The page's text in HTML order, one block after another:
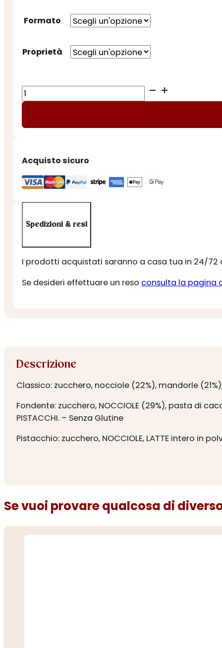
Formato
Proprietà
MINI
UOVA
con
Acquisto sicuro
Spedizioni & resi
I prodotti acquistati saranno a casa tua in 24/72
Se desideri effettuare un reso consulta la pagina
Descrizione
Classico: zucchero, nocciole (22%), mandorle
Fondente: zucchero, NOCCIOLE (29%), pasta di
PISTACCHI. – Senza Glutine
Pistacchio: zucchero, NOCCIOLE, LATTE intero in
Se vuoi provare qualcosa di